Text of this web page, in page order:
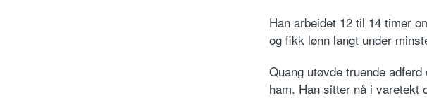
Han arbeidet 12 til 14 timer
og fikk lønn langt under
Quang utøvde truende
ham. Han sitter nå i varetekt